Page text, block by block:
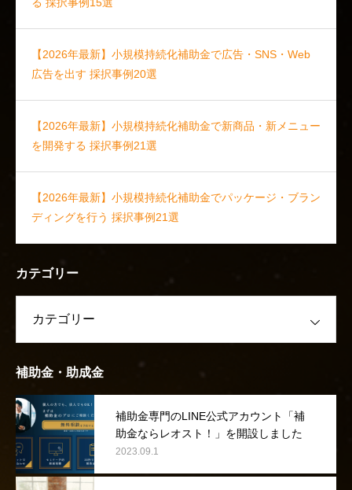
【2026年最新】小規模持続化補助金で広告・SNS・Web
広告を出す 採択事例20選
【2026年最新】小規模持続化補助金で新商品・新メニュー
を開発する 採択事例21選
【2026年最新】小規模持続化補助金でパッケージ・ブラン
ディングを行う 採択事例21選
カテゴリー
補助金・助成金
補助金専門のLINE公式アカウント「補
助金ならレオスト！」を開設しました
2023.09.1